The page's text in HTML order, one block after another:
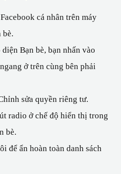
cá nhân trên máy
bè.
Bạn bè, bạn nhấn vào
ở trên cùng bên phải
sửa quyền riêng tư.
radio ở chế độ hiển thị trong
bè.
để ẩn hoàn toàn danh sách